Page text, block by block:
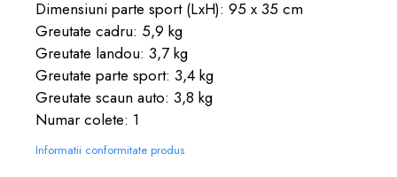
Dimensiuni parte sport (LxH): 95 x 35 cm
Greutate cadru: 5,9 kg
Greutate landou: 3,7 kg
Greutate parte sport: 3,4 kg
Greutate scaun auto: 3,8 kg
Numar colete: 1
Informatii conformitate produs